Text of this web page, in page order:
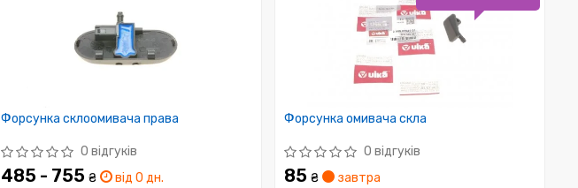
Форсунка склоомивача права
0 відгуків
485 - 755₴
від 0 дн.
Форсунка омивача скла
0 відгуків
85₴
завтра